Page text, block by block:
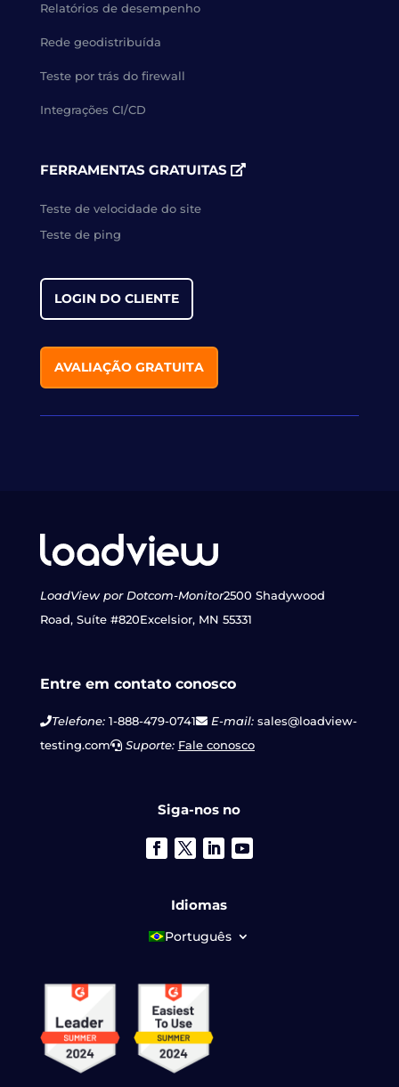
Relatórios de desempenho
Rede geodistribuída
Teste por trás do firewall
Integrações CI/CD
FERRAMENTAS GRATUITAS
Teste de velocidade do site
Teste de ping
LOGIN DO CLIENTE
AVALIAÇÃO GRATUITA
LoadView por Dotcom-Monitor2500 Shadywood
Road, Suíte #820Excelsior, MN 55331
Entre em contato conosco
Telefone:1-888-479-0741 E-mail:sales@loadview-
testing.com
Suporte: Fale conosco
Siga-nos no
Idiomas
Português